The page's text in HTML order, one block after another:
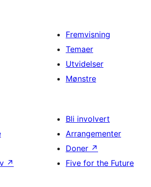
Fremvisning
Temaer
Utvidelser
Mønstre
↗
Bli involvert
Arrangementer
Doner ↗
Five for the Future